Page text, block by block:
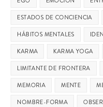
ESTADOS DE CONCIENCIA
HÁBITOS MENTALES
KARMA
KARMA YOGA
LIMITANTE DE FRONTERA
MEMORIA
MENTE
NOMBRE-FORMA